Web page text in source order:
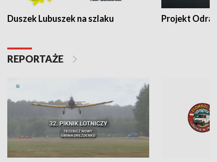
Duszek Lubuszek na szlaku Projekt Odra
REPORTAŻE